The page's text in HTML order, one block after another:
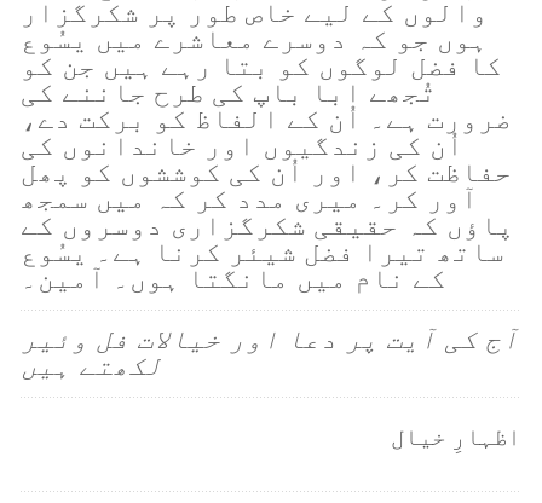
والوں کے لیے خاص طور پر شکرگزار
ہوں جو کہ دوسرے معاشرے میں یسُوع
کا فضل لوگوں کو بتا رہے ہیں جن کو
تُجھے ابا باپ کی طرح جاننے کی
ضرورت ہے۔ اُن کے الفاظ کو برکت دے،
اُن کی زندگیوں اور خاندانوں کی
حفاظت کر، اور اُن کی کوششوں کو پھل
آور کر۔ میری مدد کر کہ میں سمجھ
پاؤں کہ حقیقی شکرگزاری دوسروں کے
ساتھ تیرا فضل شیئر کرنا ہے۔ یسُوع
کے نام میں مانگتا ہوں۔ آمین۔
آج کی آیت پر دعا اور خیالات فل وئیر
لکھتے ہیں
اظہارِ خیال